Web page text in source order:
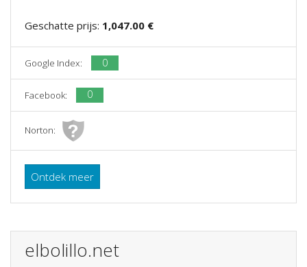
Geschatte prijs: 1,047.00 €
Google Index: 0
Facebook: 0
Norton:
Ontdek meer
elbolillo.net